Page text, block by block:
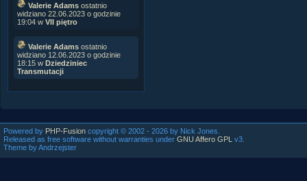
Valerie Adams ostatnio
widziano 22.06.2023 o godzinie
19:04 w VII piętro
Valerie Adams ostatnio
widziano 12.06.2023 o godzinie
18:15 w Dziedziniec
Transmutacji
Powered by PHP-Fusion copyright © 2002 - 2026 by Nick Jones.
Released as free software without warranties under GNU Affero GPL v3.
Theme by Andrzejster